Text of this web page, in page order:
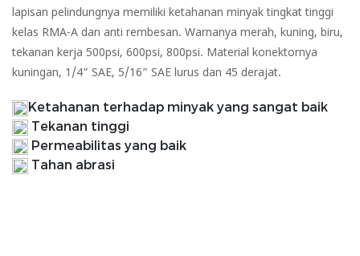
lapisan pelindungnya memiliki ketahanan minyak tingkat tinggi
kelas RMA-A dan anti rembesan. Warnanya merah, kuning, biru,
tekanan kerja 500psi, 600psi, 800psi. Material konektornya
kuningan, 1/4” SAE, 5/16” SAE lurus dan 45 derajat.
Ketahanan terhadap minyak yang sangat baik
Tekanan tinggi
Permeabilitas yang baik
Tahan abrasi